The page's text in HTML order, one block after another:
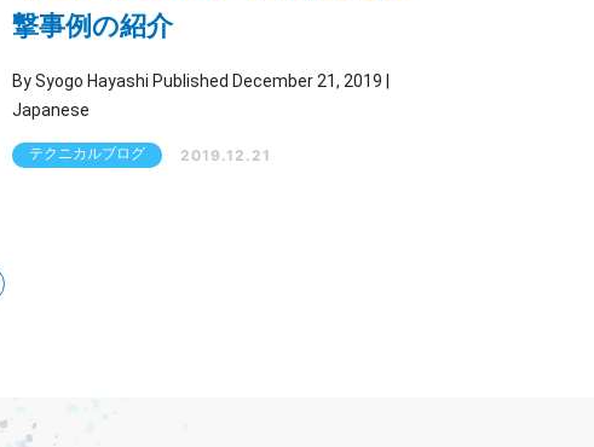
撃事例の紹介
By Syogo Hayashi Published December 21, 2019 |
Japanese
テクニカルブログ 2019.12.21